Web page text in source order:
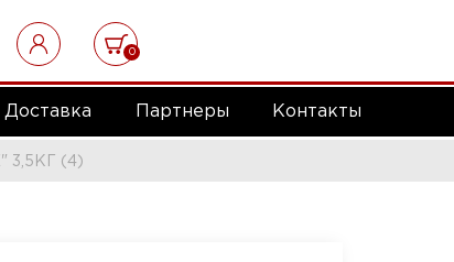
0
Доставка Партнеры Контакты
3,5КГ (4)